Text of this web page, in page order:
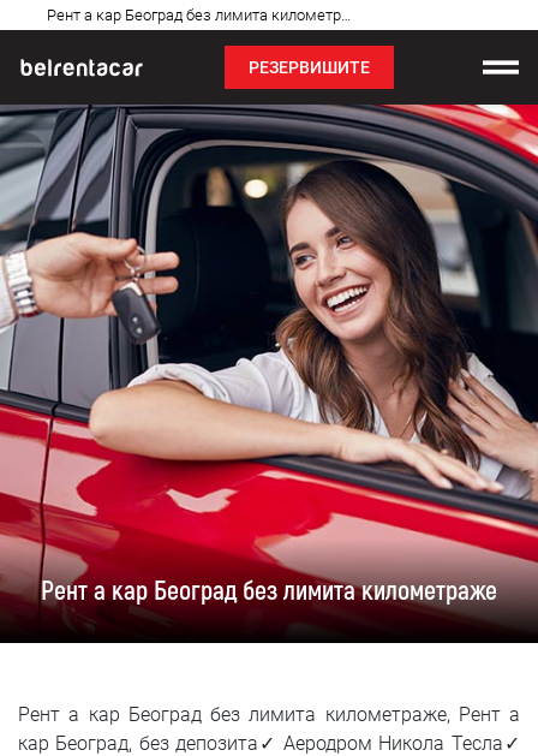
Рент а кар Београд без лимита километраже: Бел✓
питања
РЕЗЕРВИШИТЕ
Изнајмљивање возила
Цене
Услови најма
О нама
Најчешћа питања
Блог
Контакт
SRPSKI
СРПСКИ
Рент а кар Београд без лимита километраже
Рент а кар Београд без лимита километраже, Рент а
кар Београд, без депозита✓ Аеродром Никола Тесла✓